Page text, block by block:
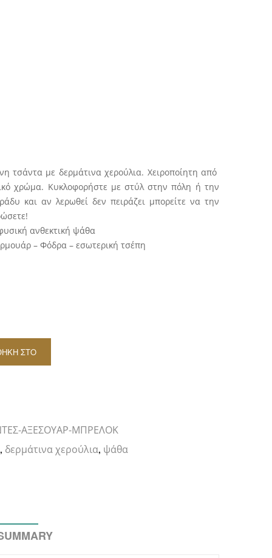
τσάντα με δερμάτινα χερούλια. Χειροποίητη από
χρώμα. Κυκλοφορήστε με στύλ στην πόλη ή την
και αν λερωθεί δεν πειράζει μπορείτε να την
ανθεκτική ψάθα
– Φόδρα – εσωτερική τσέπη
ΣΤΟ
ΑΞΕΣΟΥΑΡ-ΜΠΡΕΛΟΚ
, δερμάτινα χερούλια, ψάθα